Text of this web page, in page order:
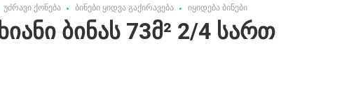
უძრავი ქონება ბინები ყიდვა გაქირავება იყიდება ბინები
ბინას 73მ² 2/4 სართ